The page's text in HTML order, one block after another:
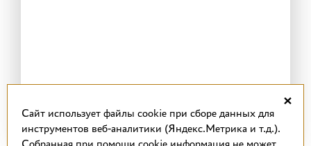
×
Cайт использует файлы cookie при сборе данных для
инструментов веб-аналитики (Яндекс.Метрика и т.д.).
Собранная при помощи cookie информация не может